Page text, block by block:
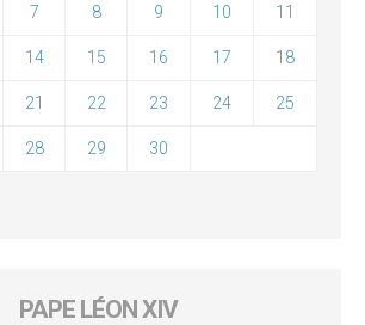
7 8 9 10 11
14 15 16 17 18
21 22 23 24 25
28 29 30
PAPE LÉON XIV